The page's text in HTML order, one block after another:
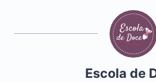
Escola de